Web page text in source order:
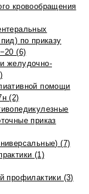
кровообращения
по приказу
(6)
желудочно-
помощи
(2)
приказ
(7)
(1)
профилактики (3)